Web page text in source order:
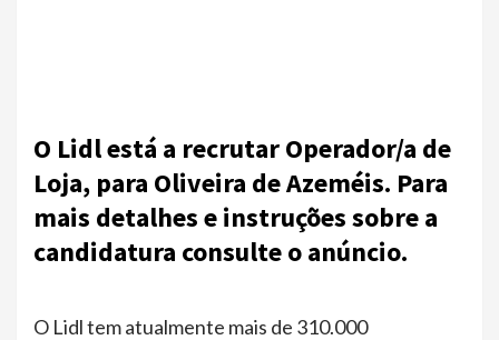
O Lidl está a recrutar Operador/a de
Loja, para Oliveira de Azeméis. Para
mais detalhes e instruções sobre a
candidatura consulte o anúncio.
O Lidl tem atualmente mais de 310.000